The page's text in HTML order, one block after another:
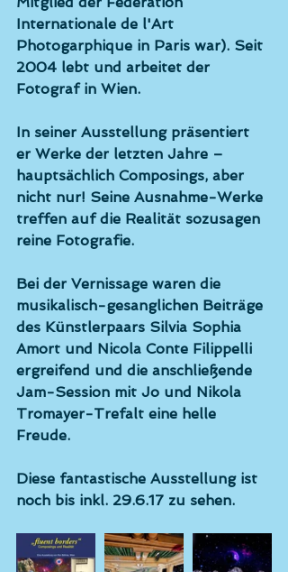
Internationale de l'Art
Photogarphique in Paris war). Seit
2004 lebt und arbeitet der
Fotograf in Wien.
In seiner Ausstellung präsentiert
er Werke der letzten Jahre –
hauptsächlich Composings, aber
nicht nur! Seine Ausnahme-Werke
treffen auf die Realität sozusagen
reine Fotografie.
Bei der Vernissage waren die
musikalisch-gesanglichen Beiträge
des Künstlerpaars Silvia Sophia
Amort und Nicola Conte Filippelli
ergreifend und die anschließende
Jam-Session mit Jo und Nikola
Tromayer-Trefalt eine helle
Freude.
Diese fantastische Ausstellung ist
noch bis inkl. 29.6.17 zu sehen.